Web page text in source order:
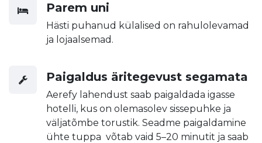
Parem uni
Hästi puhanud külalised on rahulolevamad
ja lojaalsemad.
Paigaldus äritegevust segamata
Aerefy lahendust saab paigaldada igasse
hotelli, kus on olemasolev sissepuhke ja
väljatõmbe torustik. Seadme paigaldamine
ühte tuppa võtab vaid 5–20 minutit ja saab